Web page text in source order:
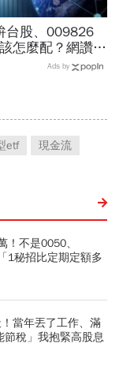
台股、009826
怎麼配？網讚
人投資」...為何股
Ads by
etf 現金流
！不是0050、
1秘招比定期定額多
當年丟了工作、滿
稅」我抱緊高股息